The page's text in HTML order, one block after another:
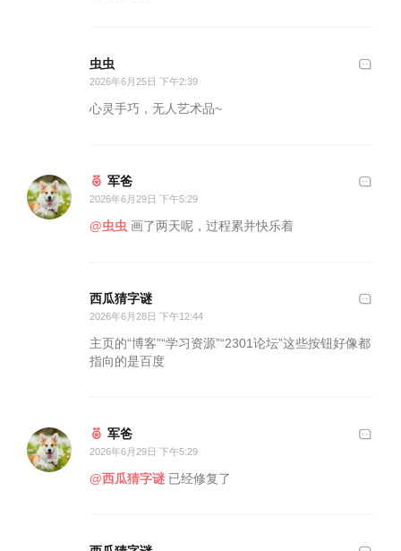
虫虫
2026年6月25日 下午2:39
心灵手巧，无人艺术品~
军爸
2026年6月29日 下午5:29
@虫虫 画了两天呢，过程累并快乐着
西瓜猜字谜
2026年6月28日 下午12:44
主页的“博客”“学习资源”“2301论坛”这些按钮好像都
指向的是百度
军爸
2026年6月29日 下午5:29
@西瓜猜字谜 已经修复了